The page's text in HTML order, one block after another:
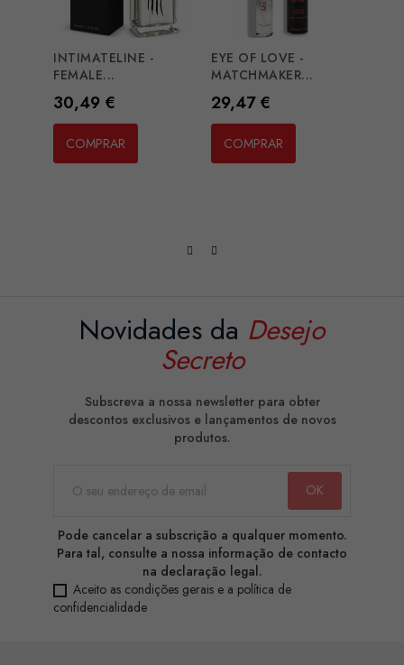
INTIMATELINE -
FEMALE...
Preço
30,49 €
COMPRAR
EYE OF LOVE -
MATCHMAKER...
Preço
29,47 €
COMPRAR
Novidades da Desejo
Secreto
Subscreva a nossa newsletter para obter
descontos exclusivos e lançamentos de novos
produtos.
Pode cancelar a subscrição a qualquer momento.
Para tal, consulte a nossa informação de contacto
na declaração legal.
Aceito as condições gerais e a política de
confidencialidade